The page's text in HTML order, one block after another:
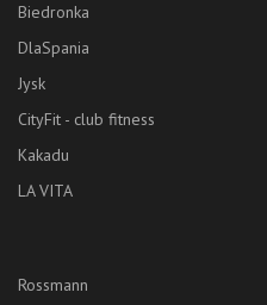
Biedronka
DlaSpania
Jysk
CityFit - club fitness
Kakadu
LA VITA
Rossmann